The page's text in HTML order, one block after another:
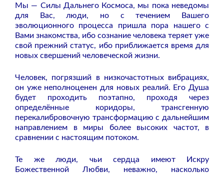
Мы — Силы Дальнего Космоса, мы пока неведомы
для Вас, люди, но с течением Вашего
эволюционного процесса пришла пора нашего с
Вами знакомства, ибо сознание человека теряет уже
свой прежний статус, ибо приближается время для
новых свершений человеческой жизни.
Человек, погрязший в низкочастотных вибрациях,
он уже неполноценен для новых реалий. Его Душа
будет проходить поэтапно, проходя через
определённые коридоры, трансгенную
перекалибровочную трансформацию с дальнейшим
направлением в миры более высоких частот, в
сравнении с настоящим потоком.
Те же люди, чьи сердца имеют Искру
Божественной Любви, неважно, насколько